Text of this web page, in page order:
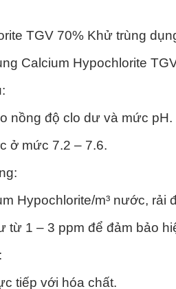
TGV 70% Khử trùng
Calcium Hypochlorite
nồng độ clo dư và mức pH.
ở mức 7.2 – 7.6.
Hypochlorite/m³ nước,
từ 1 – 3 ppm để đảm bảo
tiếp với hóa chất.